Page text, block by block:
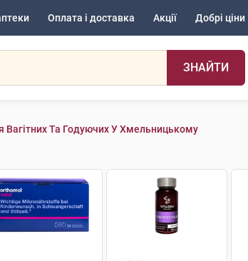
Оплата і доставка Акції Добрі ціни
ЗНАЙТИ
Вагітних Та Годуючих У Хмельницькому